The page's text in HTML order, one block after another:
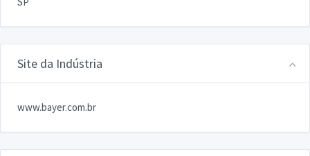
Site da Indústria
www.bayer.com.br